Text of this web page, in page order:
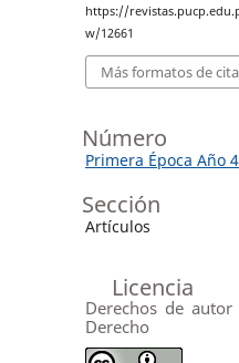
https://
w/12661
Más formatos de cita
Número
Primera Época Año
Sección
Artículos
Licencia
Derechos de autor
Derecho